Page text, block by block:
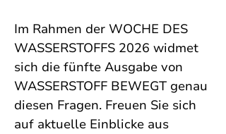
Im Rahmen der WOCHE DES
WASSERSTOFFS 2026 widmet
sich die fünfte Ausgabe von
WASSERSTOFF BEWEGT genau
diesen Fragen. Freuen Sie sich
auf aktuelle Einblicke aus